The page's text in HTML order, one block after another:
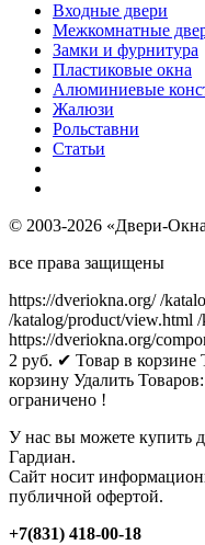
Входные двери
Межкомнатные
Замки и фурнитура
Пластиковые окна
Алюминиевые
Жалюзи
Рольставни
Статьи
© 2003-2026 «Двери-
все права защищены
https://dveriokna.org/ /
/katalog/product/view.html /
https://dveriokna.org/
2 руб. ✔ Товар в корзине
корзину Удалить Товаров:
ограничено !
У нас вы можете купить
Гардиан.
Сайт носит
публичной офертой.
+7(831) 418-00-18